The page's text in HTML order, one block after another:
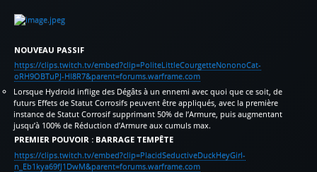
NOUVEAU PASSIF
https://clips.twitch.tv/embed?clip=PoliteLittleCourgetteNononoCat-
oRH9OBTuPJ-HI8R7&parent=forums.warframe.com
Lorsque Hydroid inflige des Dégâts à un ennemi avec quoi que ce soit, de
futurs Effets de Statut Corrosifs peuvent être appliqués, avec la première
instance de Statut Corrosif supprimant 50% de l’Armure, puis augmentant
jusqu’à 100% de Réduction d’Armure aux cumuls max.
PREMIER POUVOIR : BARRAGE TEMPÊTE
https://clips.twitch.tv/embed?clip=PlacidSeductiveDuckHeyGirl-
n_Eb1kya69fJ1DwM&parent=forums.warframe.com